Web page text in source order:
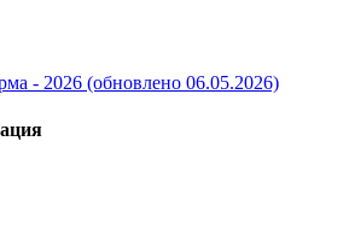
- 2026 (обновлено 06.05.2026)